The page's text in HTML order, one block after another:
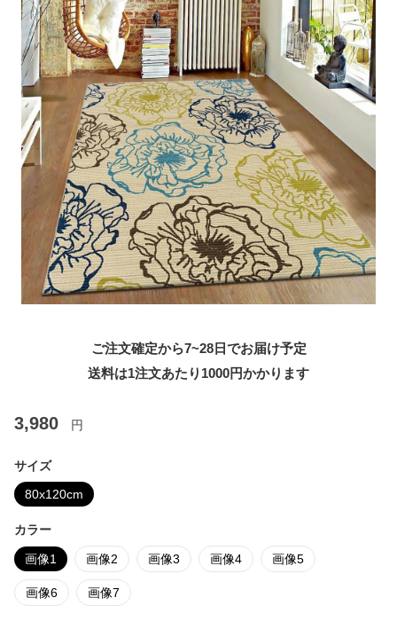
ご注文確定から7~28日でお届け予定
送料は1注文あたり 1000円かかります
3,980 円
サイズ
80x120cm
カラー
画像1 画像2 画像3 画像4 画像5
画像6 画像7